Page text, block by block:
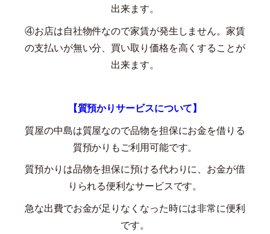
出来ます。
④お店は自社物件なので家賃が発生しません。家賃
の支払いが無い分、買い取り価格を高くすることが
出来ます。
【質預かりサービスについて】
質屋の中島は質屋なので品物を担保にお金を借りる
質預かりもご利用可能です。
質預かりは品物を担保に預ける代わりに、お金が借
りられる便利なサービスです。
急な出費でお金が足りなくなった時には非常に便利
です。